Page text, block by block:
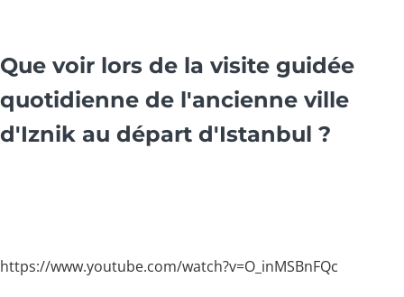
Que voir lors de la visite guidée
quotidienne de l'ancienne ville
d'Iznik au départ d'Istanbul ?
https://www.youtube.com/watch?v=O_inMSBnFQc